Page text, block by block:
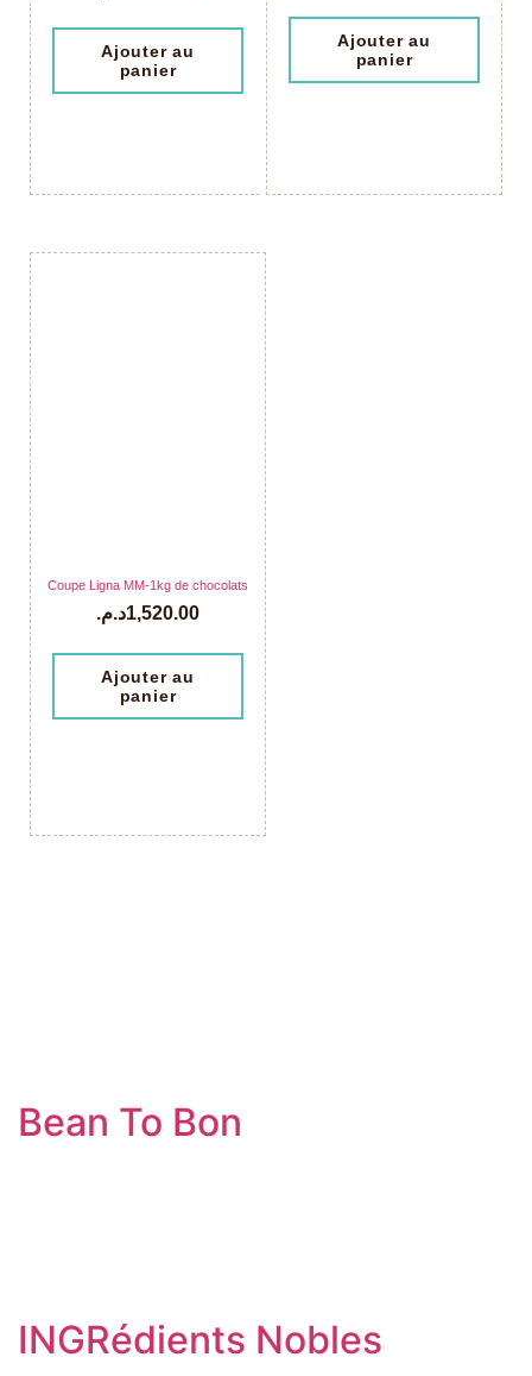
Ajouter au
panier
Ajouter au
panier
Coupe Ligna MM-1kg de chocolats
1,520.00د.م.
Ajouter au
panier
Bean To Bon
INGRédients Nobles